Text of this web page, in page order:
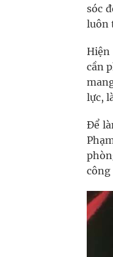
sóc
luôn
Hiện
cần
lực,
Để